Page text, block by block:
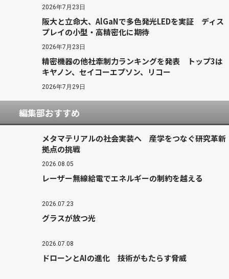
2026年7月23日
阪大と立命大、AlGaNで多色発光LEDを実証 ディス
プレイの小型・高精密化に期待
2026年7月23日
精密機器の他社牽制力ランキングを発表 トップ3は
キヤノン、セイコーエプソン、リコー
2026年7月29日
編集部おすすめ
メタマテリアルの社会実装へ 産学をつなぐ研究革新
拠点の挑戦
2026.08.05
レーザー無線給電でエネルギーの制約を越える
2026.07.23
グラスが放つ光
2026.07.08
ドローンとAIの進化 技術がもたらす脅威